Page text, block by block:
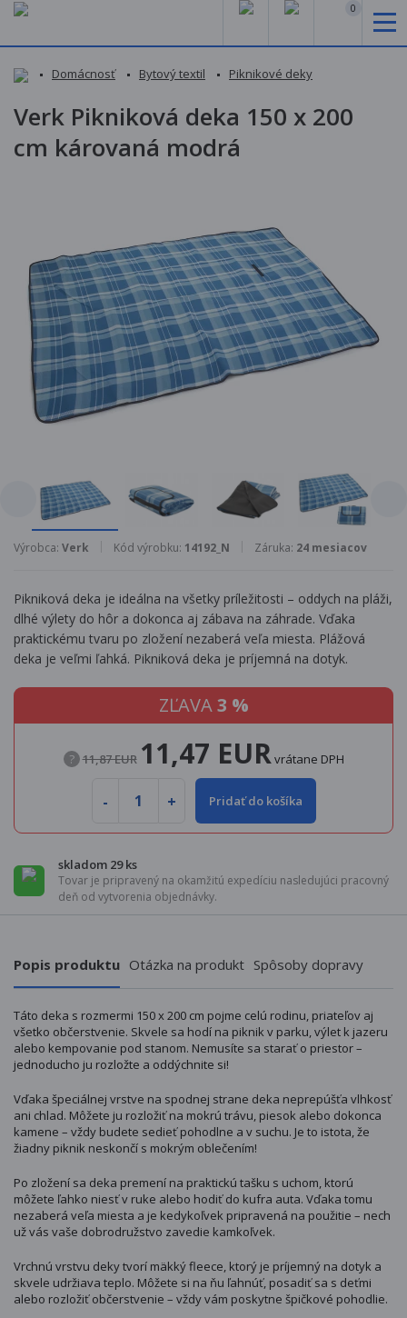
0
Domácnosť Bytový textil Piknikové deky
Verk Pikniková deka 150 x 200
cm károvaná modrá
Výrobca: Verk Kód výrobku: 14192_N Záruka: 24 mesiacov
Pikniková deka je ideálna na všetky príležitosti – oddych na pláži,
dlhé výlety do hôr a dokonca aj zábava na záhrade. Vďaka
praktickému tvaru po zložení nezaberá veľa miesta. Plážová
deka je veľmi ľahká. Pikniková deka je príjemná na dotyk.
ZĽAVA3 %
? 11,87 EUR 11,47 EURvrátane DPH
Pridať do košíka
skladom 29 ks
Tovar je pripravený na okamžitú expedíciu nasledujúci pracovný
deň od vytvorenia objednávky.
Popis produktu Otázka na produkt Spôsoby dopravy
Táto deka s rozmermi 150 x 200 cm pojme celú rodinu, priateľov aj
všetko občerstvenie. Skvele sa hodí na piknik v parku, výlet k jazeru
alebo kempovanie pod stanom. Nemusíte sa starať o priestor –
jednoducho ju rozložte a oddýchnite si!
Vďaka špeciálnej vrstve na spodnej strane deka neprepúšťa vlhkosť
ani chlad. Môžete ju rozložiť na mokrú trávu, piesok alebo dokonca
kamene – vždy budete sedieť pohodlne a v suchu. Je to istota, že
žiadny piknik neskončí s mokrým oblečením!
Po zložení sa deka premení na praktickú tašku s uchom, ktorú
môžete ľahko niesť v ruke alebo hodiť do kufra auta. Vďaka tomu
nezaberá veľa miesta a je kedykoľvek pripravená na použitie – nech
už vás vaše dobrodružstvo zavedie kamkoľvek.
Vrchnú vrstvu deky tvorí mäkký fleece, ktorý je príjemný na dotyk a
skvele udržiava teplo. Môžete si na ňu ľahnúť, posadiť sa s deťmi
alebo rozložiť občerstvenie – vždy vám poskytne špičkové pohodlie.